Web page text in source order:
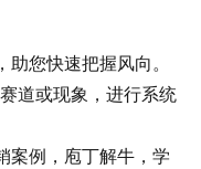
您快速把握风向。
道或现象，进行系统
案例，庖丁解牛，学